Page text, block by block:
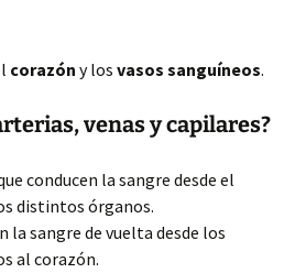
corazón y los vasos sanguíneos.
venas y capilares?
conducen la sangre desde el
distintos órganos.
la sangre de vuelta desde los
al corazón.